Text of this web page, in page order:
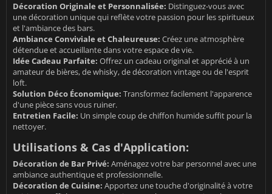
Décoration Originale et Personnalisée: Distinguez-vous avec
une décoration unique qui reflète votre passion pour les spiritueux
et l'ambiance des bars.
Ambiance Conviviale et Chaleureuse: Créez une atmosphère
détendue et accueillante dans votre espace de vie.
Idée Cadeau Parfaite: Offrez un cadeau original et apprécié à un
amateur de bières, de whisky, de décoration vintage ou de l'esprit
loft.
Solution Déco Économique: Transformez facilement l'apparence
d'une pièce sans vous ruiner.
Entretien Facile: Un simple coup de chiffon humide suffit pour la
nettoyer.
Utilisations & Cas d'Application:
Décoration de Bar Privé: Aménagez votre bar personnel avec une
ambiance authentique et professionnelle.
Décoration de Cuisine: Apportez une touche d'originalité à votre